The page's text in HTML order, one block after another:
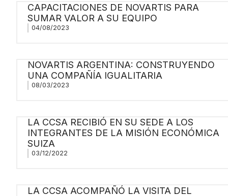
CAPACITACIONES DE NOVARTIS PARA
SUMAR VALOR A SU EQUIPO
04/08/2023
NOVARTIS ARGENTINA: CONSTRUYENDO
UNA COMPAÑÍA IGUALITARIA
08/03/2023
LA CCSA RECIBIÓ EN SU SEDE A LOS
INTEGRANTES DE LA MISIÓN ECONÓMICA
SUIZA
03/12/2022
LA CCSA ACOMPAÑÓ LA VISITA DEL